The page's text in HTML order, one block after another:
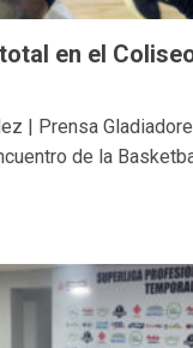
en el
| Prensa
de la